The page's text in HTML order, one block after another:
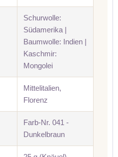
Schurwolle:
Südamerika |
Baumwolle: Indien |
Kaschmir:
Mongolei
Mittelitalien,
Florenz
Farb-Nr. 041 -
Dunkelbraun